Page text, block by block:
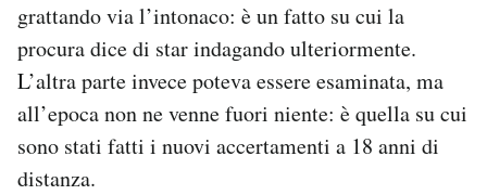
grattando via l’intonaco: è un fatto su cui la
procura dice di star indagando ulteriormente.
L’altra parte invece poteva essere esaminata, ma
all’epoca non ne venne fuori niente: è quella su cui
sono stati fatti i nuovi accertamenti a 18 anni di
distanza.